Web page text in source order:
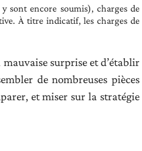
sont encore soumis), charges de
À titre indicatif, les charges de
surprise et d’établir
de nombreuses pièces
et miser sur la stratégie